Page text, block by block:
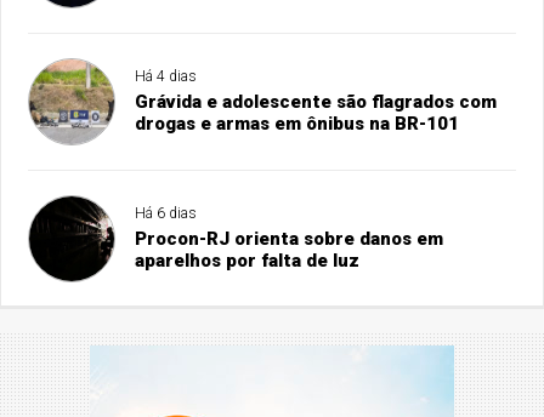
Há 4 dias
Grávida e adolescente são flagrados com
drogas e armas em ônibus na BR-101
Há 6 dias
Procon-RJ orienta sobre danos em
aparelhos por falta de luz